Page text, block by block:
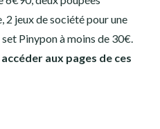
2 jeux de société pour une
Pinypon à moins de 30€.
aux pages de ces